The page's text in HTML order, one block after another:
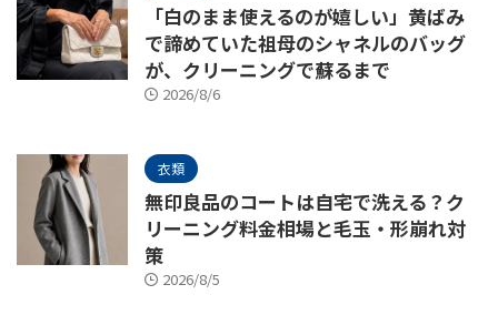
「白のまま使えるのが嬉しい」黄ばみ
で諦めていた祖母のシャネルのバッグ
が、クリーニングで蘇るまで
2026/8/6
衣類
無印良品のコートは自宅で洗える？ク
リーニング料金相場と毛玉・形崩れ対
策
2026/8/5